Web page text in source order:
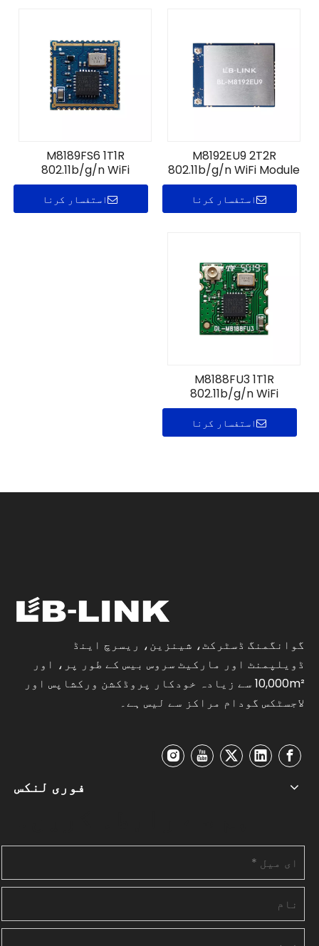
M8192EU9 2T2R
802.11b/g/n WiFi Module
استفسار کرنا
M8189FS6 1T1R
802.11b/g/n WiFi
ماڈیول
استفسار کرنا
M8188FU3 1T1R
802.11b/g/n WiFi
ماڈیول
استفسار کرنا
گوانگمنگ ڈسٹرکٹ، شینزین، ریسرچ اینڈ
ڈویلپمنٹ اور مارکیٹ سروس بیس کے طور پر، اور
10,000m² سے زیادہ خودکار پروڈکشن ورکشاپس اور
لاجسٹکس گودام مراکز سے لیس ہے۔
فوری لنکس